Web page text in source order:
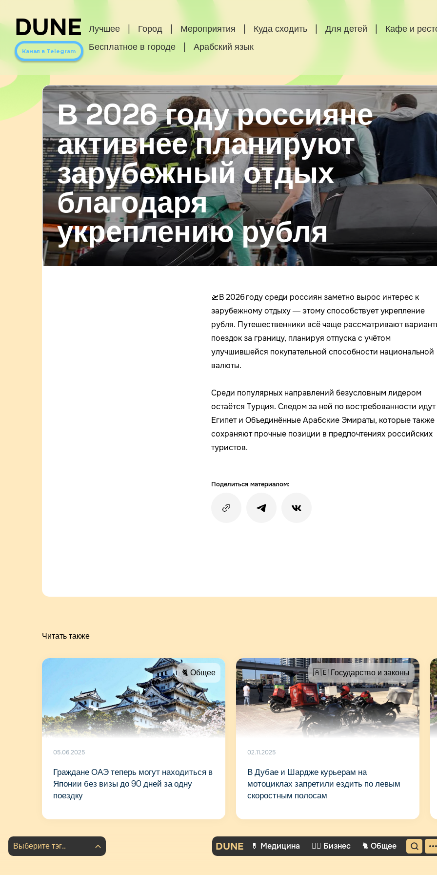
DUNE
Канал в Telegram
Лучшее Город Мероприятия Куда сходить Для детей
Кафе и
Бесплатное в городе
Арабский язык
Выберите тэг..
В 2026 году россияне
активнее планируют
зарубежный отдых
благодаря
укреплению рубля
🛫В 2026 году среди россиян заметно вырос интерес к
зарубежному отдыху — этому способствует укрепление
рубля. Путешественники всё чаще рассматривают
поездок за границу, планируя отпуска с учётом
улучшившейся покупательной способности национальной
валюты.
Среди популярных направлений безусловным лидером
остаётся Турция. Следом за ней по востребованности идут
Египет и Объединённые Арабские Эмираты, которые также
сохраняют прочные позиции в предпочтениях российских
туристов.
Поделиться материалом:
Читать также
🐈 Общее
05.06.2025
Граждане ОАЭ теперь могут находиться в
Японии без визы до 90 дней за одну
поездку
🇦🇪 Государство и законы
02.11.2025
В Дубае и Шардже курьерам на
мотоциклах запретили ездить по левым
скоростным полосам
DUNE 💊 Медицина 🤵‍♂️ Бизнес 🐈 Общее